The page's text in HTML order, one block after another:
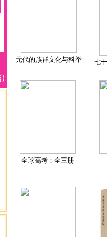
元代的族群文化与科举 七
全球高考：全三册